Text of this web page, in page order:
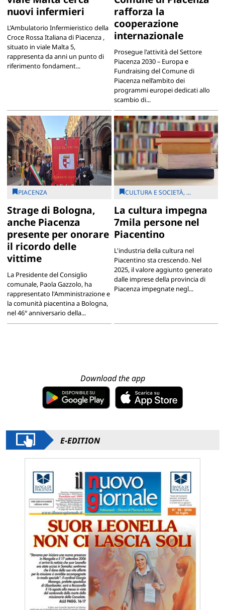
nuovi infermieri
L’Ambulatorio Infermieristico della
Croce Rossa Italiana di Piacenza ,
situato in viale Malta 5,
rappresenta da anni un punto di
riferimento fondament...
rafforza la
cooperazione
internazionale
Prosegue l'attività del Settore
Piacenza 2030 – Europa e
Fundraising del Comune di
Piacenza nell’ambito dei
programmi europei dedicati allo
scambio di...
PIACENZA
Strage di Bologna,
anche Piacenza
presente per onorare
il ricordo delle
vittime
La Presidente del Consiglio
comunale, Paola Gazzolo, ha
rappresentato l'Amministrazione e
la comunità piacentina a Bologna,
nel 46° anniversario della...
CULTURA E SOCIETÀ, ...
La cultura impegna
7mila persone nel
Piacentino
L'industria della cultura nel
Piacentino sta crescendo. Nel
2025, il valore aggiunto generato
dalle imprese della provincia di
Piacenza impegnate negl...
Download the app
E-EDITION